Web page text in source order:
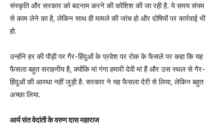
संस्कृति और सरकार को बदनाम करने की कोशिश की जा रही है. ये समय संयम
से काम लेने का है, लेकिन साथ ही मामले की जांच हो और दोषियों पर कार्रवाई भी
हो.
उन्होंने हर की पौड़ी पर गैर-हिंदुओं के प्रवेश पर रोक के फैसले पर कहा कि यह
फैसला बहुत सराहनीय है, क्योंकि मां गंगा हमारी देवी मां हैं और उस स्थल से गैर-
हिंदुओं की आस्था नहीं जुड़ी है. सरकार ने यह फैसला देरी से लिया, लेकिन बहुत
अच्छा लिया.
आर्य संत वेदांती के वरुण दास महाराज